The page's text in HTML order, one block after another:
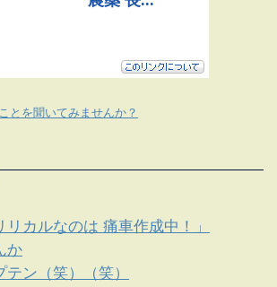
とを聞いてみませんか？
リカルなのは 痛車作成中！」
か
ン（笑）（笑）